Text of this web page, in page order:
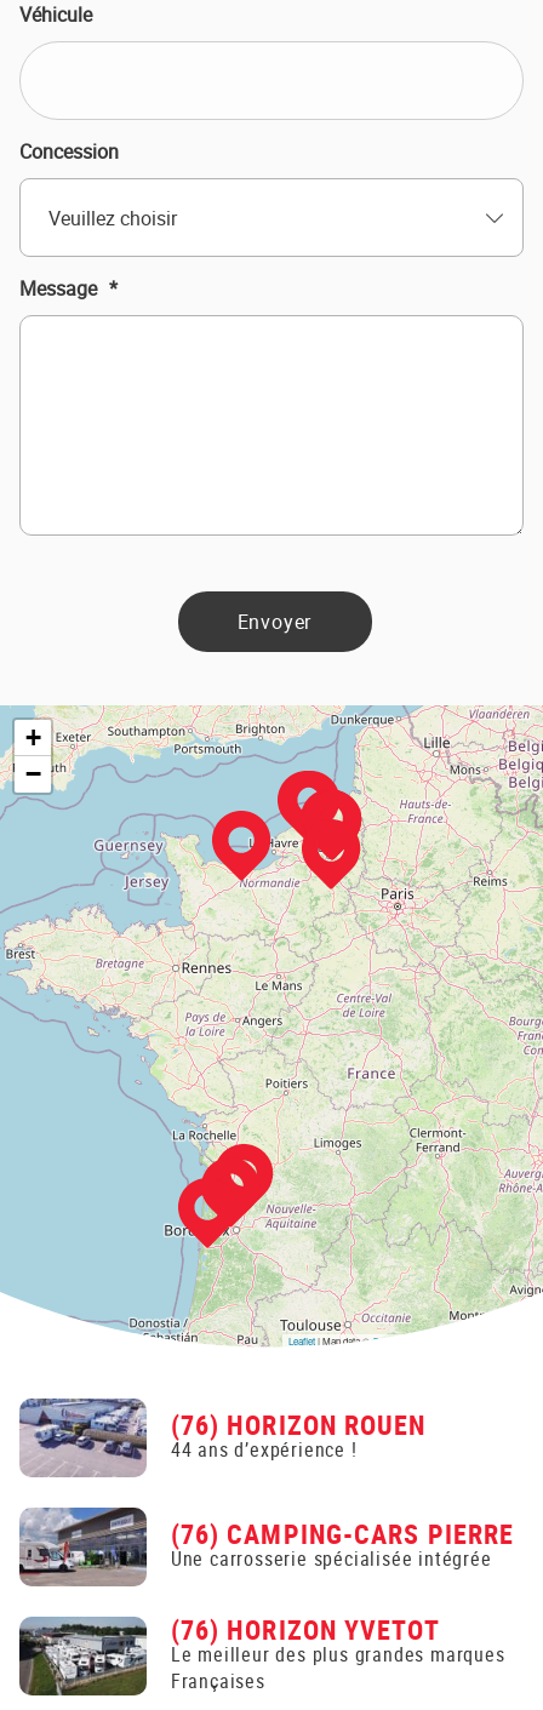
Véhicule
Concession
Veuillez choisir
Message *
Envoyer
+
−
Leaflet| Map data © OpenStreetMap
(76) HORIZON ROUEN
44 ans d’expérience !
(76) CAMPING-CARS PIERRE
Une carrosserie spécialisée intégrée
(76) HORIZON YVETOT
Le meilleur des plus grandes marques
Françaises